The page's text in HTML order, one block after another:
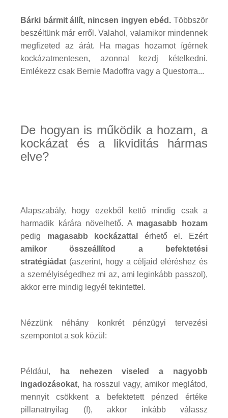
Bárki bármit állít, nincsen ingyen ebéd. Többször
beszéltünk már erről. Valahol, valamikor mindennek
megfizeted az árát. Ha magas hozamot ígérnek
kockázatmentesen, azonnal kezdj kételkedni.
Emlékezz csak Bernie Madoffra vagy a Questorra...
De hogyan is működik a hozam, a
kockázat és a likviditás hármas
elve?
Alapszabály, hogy ezekből kettő mindig csak a
harmadik kárára növelhető. A magasabb hozam
pedig magasabb kockázattal
érhető el. Ezért
amikor összeállítod a befektetési
stratégiádat (aszerint, hogy a céljaid eléréshez és
a személyiségedhez mi az, ami leginkább passzol),
akkor erre mindig legyél tekintettel.
Nézzünk néhány konkrét pénzügyi tervezési
szempontot a sok közül:
Például,
ha nehezen viseled a nagyobb
ingadozásokat, ha rosszul vagy, amikor meglátod,
mennyit csökkent a befektetett pénzed értéke
pillanatnyilag (!), akkor inkább válassz